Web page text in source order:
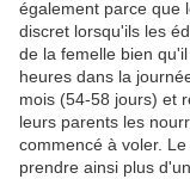
également parce que
discret lorsqu'ils les
de la femelle bien
heures dans la
mois (54-58 jours) et
leurs parents les
commencé à voler.
prendre ainsi plus